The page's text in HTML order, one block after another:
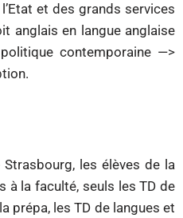
et des grands services
anglais en langue anglaise
contemporaine —>
les élèves de la
à la faculté, seuls les TD de
prépa, les TD de langues et